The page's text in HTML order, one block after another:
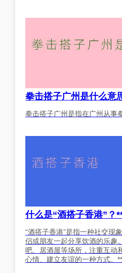
拳击搭子广州是什么意
拳击搭子广州是指在广州从事
什么是“酒搭子香港”？
“酒搭子香港”是指一种社交现
侣或朋友一起分享饮酒的乐趣
吧、居酒屋等场所，注重互动
心情、建立友谊的一种方式。**